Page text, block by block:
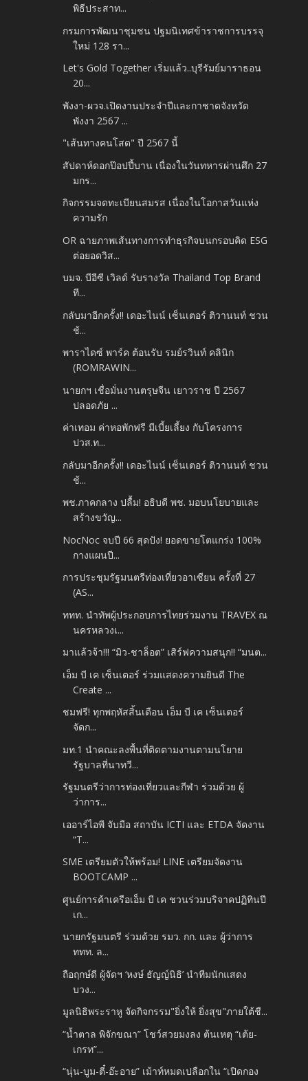
พิธีประสาท...
กรมการพัฒนาชุมชน ปฐมนิเทศข้าราชการบรรจุ
ใหม่ 128 รา...
Let's Gold Together เริ่มแล้ว..บุรีรัมย์มาราธอน
20...
พังงา-ผวจ.เปิดงานประจำปีและกาชาดจังหวัด
พังงา 2567 ...
"เส้นทางคนโสด" ปี 2567 นี้
สัปดาห์ดอกป๊อปปี้บาน เนื่องในวันทหารผ่านศึก 27
มกร...
กิจกรรมจดทะเบียนสมรส เนื่องในโอกาสวันแห่ง
ความรัก
OR ฉายภาพเส้นทางการทำธุรกิจบนกรอบคิด ESG
ต่อยอดวิส...
บมจ. บีอีซี เวิลด์ รับรางวัล Thailand Top Brand
ที...
กลับมาอีกครั้ง!! เดอะไนน์ เซ็นเตอร์ ติวานนท์ ชวน
ช้...
พาราไดซ์ พาร์ค ต้อนรับ รมย์รวินท์ คลินิก
(ROMRAWIN...
นายกฯ เชื่อมั่นงานตรุษจีน เยาวราช ปี 2567
ปลอดภัย ...
ค่าเทอม ค่าหอพักฟรี มีเบี้ยเลี้ยง กับโครงการ
ปวส.ท...
กลับมาอีกครั้ง!! เดอะไนน์ เซ็นเตอร์ ติวานนท์ ชวน
ช้...
พช.ภาคกลาง ปลื้ม! อธิบดี พช. มอบนโยบายและ
สร้างขวัญ...
NocNoc จบปี 66 สุดปัง! ยอดขายโตแกร่ง 100%
กางแผนปี...
การประชุมรัฐมนตรีท่องเที่ยวอาเซียน ครั้งที่ 27
(AS...
ททท. นำทัพผู้ประกอบการไทยร่วมงาน TRAVEX ณ
นครหลวงเ...
มาแล้วจ้า!!! “มิว-ชาล็อต” เสิร์ฟความสนุก!! “มนต...
เอ็ม บี เค เซ็นเตอร์ ร่วมแสดงความยินดี The
Create ...
ชมฟรี! ทุกพฤหัสสิ้นเดือน เอ็ม บี เค เซ็นเตอร์
จัดก...
มท.1 นำคณะลงพื้นที่ติดตามงานตามนโยาย
รัฐบาลที่นาทวี...
รัฐมนตรีว่าการท่องเที่ยวและกีฬา ร่วมด้วย ผู้
ว่าการ...
เออาร์ไอพี จับมือ สถาบัน ICTI และ ETDA จัดงาน
“T...
SME เตรียมตัวให้พร้อม! LINE เตรียมจัดงาน
BOOTCAMP ...
ศูนย์การค้าเครือเอ็ม บี เค ชวนร่วมบริจาคปฏิทินปี
เก...
นายกรัฐมนตรี ร่วมด้วย รมว. กก. และ ผู้ว่าการ
ททท. ล...
ถือฤกษ์ดี ผู้จัดฯ ‘หงษ์ ธัญญ์นิธิ’ นำทีมนักแสดง
บวง...
มูลนิธิพระราหู จัดกิจกรรม"ยิ่งให้ ยิ่งสุข"ภายใต้ชื...
“น้ำตาล พิจักขณา” โชว์สวยมงลง ต้นเหตุ “เต้ย-
เกรท”...
“นุ่น-บูม-ตี๋-อ๊ะอาย” เม้าท์หมดเปลือกใน “เปิดกอง